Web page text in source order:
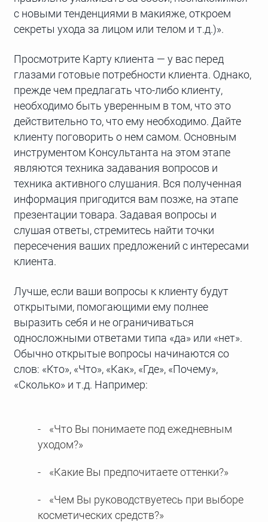
с новыми тенденциями в макияже, откроем
секреты ухода за лицом или телом и т.д.)».
Просмотрите Карту клиента — у вас перед
глазами готовые потребности клиента. Однако,
прежде чем предлагать что-либо клиенту,
необходимо быть уверенным в том, что это
действительно то, что ему необходимо. Дайте
клиенту поговорить о нем самом. Основным
инструментом Консультанта на этом этапе
являются техника задавания вопросов и
техника активного слушания. Вся полученная
информация пригодится вам позже, на этапе
презентации товара. Задавая вопросы и
слушая ответы, стремитесь найти точки
пересечения ваших предложений с интересами
клиента.
Лучше, если ваши вопросы к клиенту будут
открытыми, помогающими ему полнее
выразить себя и не ограничиваться
односложными ответами типа «да» или «нет».
Обычно открытые вопросы начинаются со
слов: «Кто», «Что», «Как», «Где», «Почему»,
«Сколько» и т.д. Например:
«Что Вы понимаете под ежедневным
уходом?»
«Какие Вы предпочитаете оттенки?»
«Чем Вы руководствуетесь при выборе
косметических средств?»